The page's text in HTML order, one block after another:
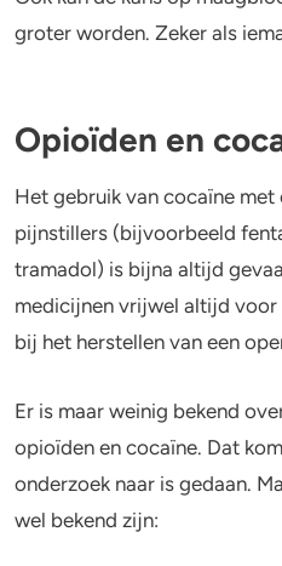
groter worden. Zeker als
Opioïden en
Het gebruik van cocaïne met
pijnstillers (bijvoorbeeld
tramadol) is bijna altijd
medicijnen vrijwel altijd
bij het herstellen van een
Er is maar weinig bekend
opioïden en cocaïne. Dat
onderzoek naar is gedaan.
wel bekend zijn: